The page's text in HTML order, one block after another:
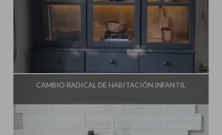
Influencer:Steffido
CAMBIO RADICAL DE HABITACIÓN INFANTIL